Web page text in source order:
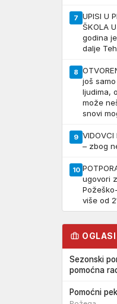
7 UPISI U
ŠKOLA
godina
dalje
8
još
ljudima,
može
snovi
9
– zbog
10
ugovori
više od
Sezonski
pomoćna
Pomoćni